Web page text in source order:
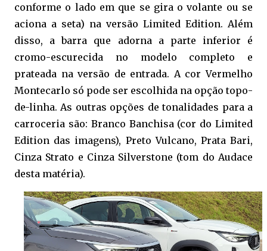
conforme o lado em que se gira o volante ou se
aciona a seta) na versão Limited Edition. Além
disso, a barra que adorna a parte inferior é
cromo-escurecida no modelo completo e
prateada na versão de entrada. A cor Vermelho
Montecarlo só pode ser escolhida na opção topo-
de-linha. As outras opções de tonalidades para a
carroceria são: Branco Banchisa (cor do Limited
Edition das imagens), Preto Vulcano, Prata Bari,
Cinza Strato e Cinza Silverstone (tom do Audace
desta matéria).